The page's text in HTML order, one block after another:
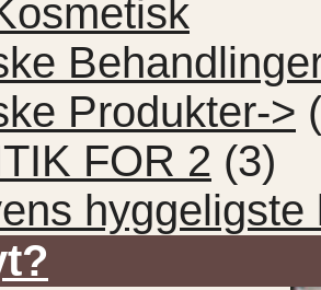
Produkter->
FOR 2 (3)
hyggeligste